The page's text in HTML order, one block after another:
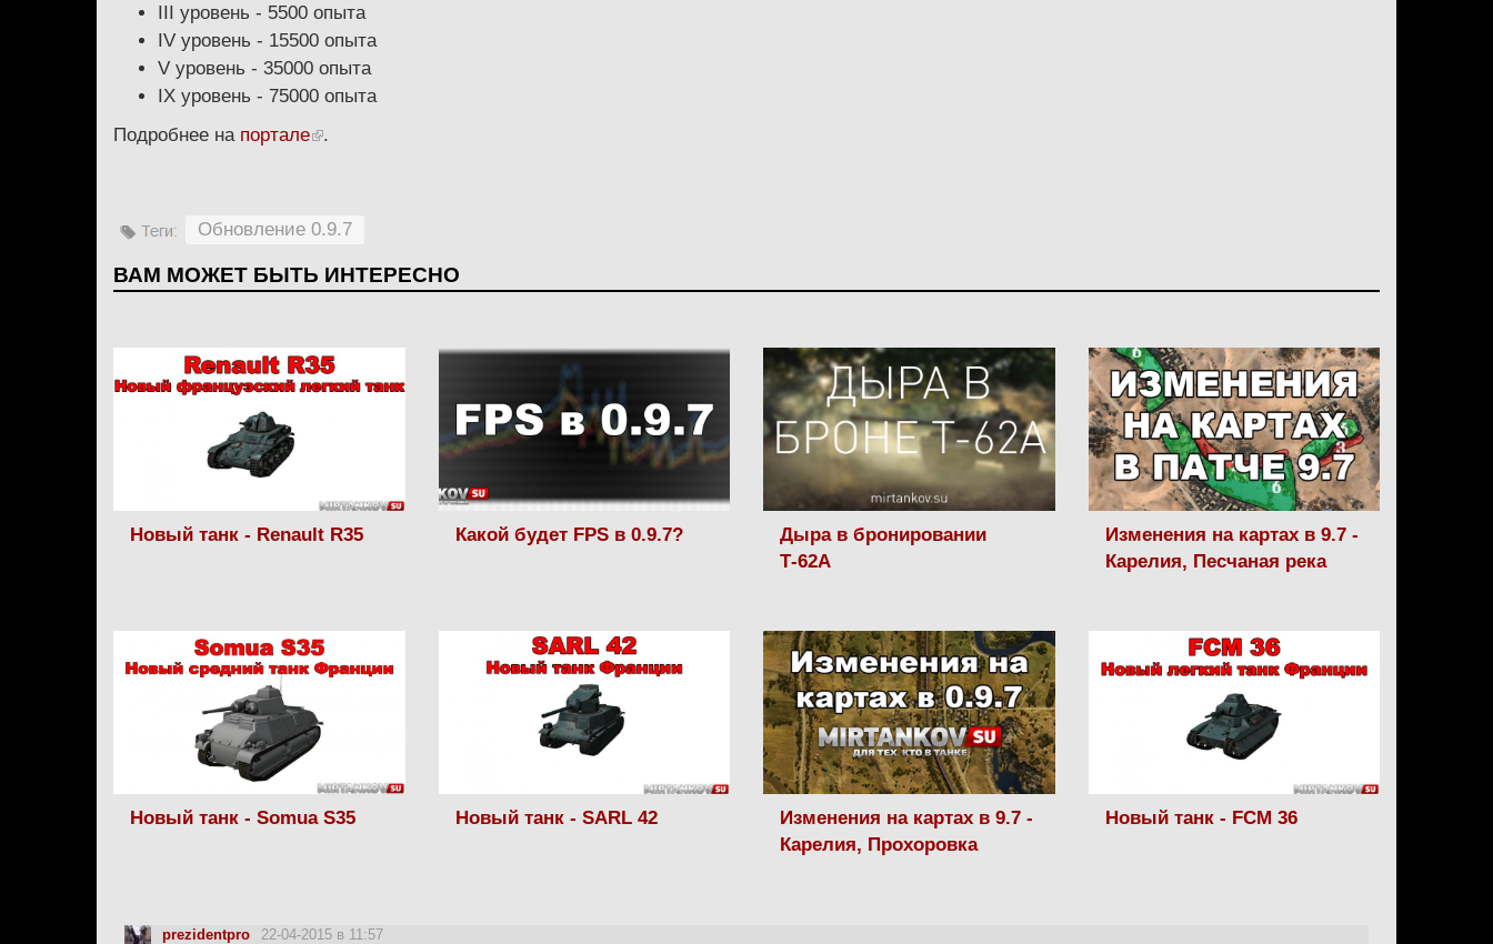
III уровень - 5500 опыта
IV уровень - 15500 опыта
V уровень - 35000 опыта
IX уровень - 75000 опыта
Подробнее на портале .
Обновление 0.9.7
ВАМ МОЖЕТ БЫТЬ ИНТЕРЕСНО
Новый танк - Renault R35 Какой будет FPS в 0.9.7?
Дыра в бронировании
Т-62А
Изменения на картах в 9.7 -
Карелия, Песчаная река
Новый танк - Somua S35 Новый танк - SARL 42
Изменения на картах в 9.7 -
Карелия, Прохоровка
Новый танк - FCM 36
prezidentpro 22-04-2015 в 11:57